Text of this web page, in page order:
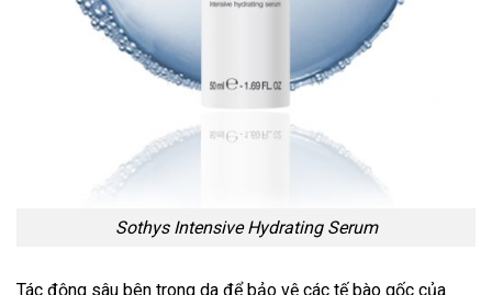
Sothys Intensive Hydrating Serum
Tác động sâu bên trong da để bảo vệ các tế bào gốc của